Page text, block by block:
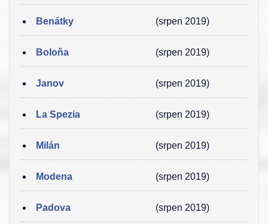
Benátky (srpen 2019)
Boloňa (srpen 2019)
Janov (srpen 2019)
La Spezia (srpen 2019)
Milán (srpen 2019)
Modena (srpen 2019)
Padova (srpen 2019)